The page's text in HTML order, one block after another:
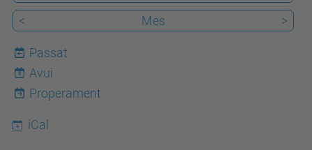
<
Mes >
Passat
8
Avui
Properament
iCal